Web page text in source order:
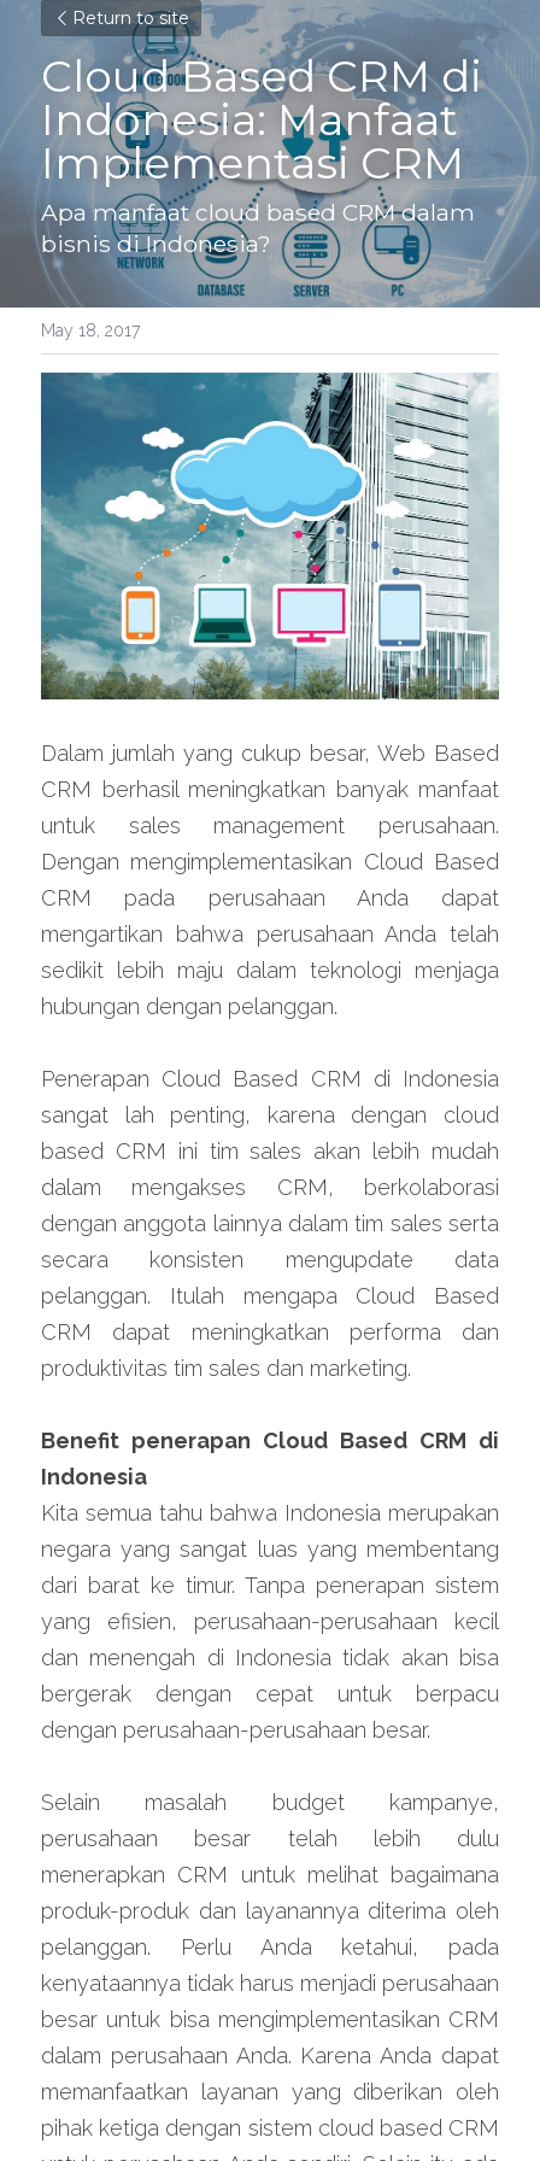
Return to site
Cloud Based CRM di
Indonesia: Manfaat
Implementasi CRM
Apa manfaat cloud based CRM dalam
bisnis di Indonesia?
May 18, 2017
Dalam jumlah yang cukup besar, Web Based
CRM berhasil meningkatkan banyak manfaat
untuk sales management perusahaan.
Dengan mengimplementasikan Cloud Based
CRM pada perusahaan Anda dapat
mengartikan bahwa perusahaan Anda telah
sedikit lebih maju dalam teknologi menjaga
hubungan dengan pelanggan.
Penerapan Cloud Based CRM di Indonesia
sangat lah penting, karena dengan cloud
based CRM ini tim sales akan lebih mudah
dalam mengakses CRM, berkolaborasi
dengan anggota lainnya dalam tim sales serta
secara konsisten mengupdate data
pelanggan. Itulah mengapa Cloud Based
CRM dapat meningkatkan performa dan
produktivitas tim sales dan marketing.
Benefit penerapan Cloud Based CRM di
Indonesia
Kita semua tahu bahwa Indonesia merupakan
negara yang sangat luas yang membentang
dari barat ke timur. Tanpa penerapan sistem
yang efisien, perusahaan-perusahaan kecil
dan menengah di Indonesia tidak akan bisa
bergerak dengan cepat untuk berpacu
dengan perusahaan-perusahaan besar.
Selain masalah budget kampanye,
perusahaan besar telah lebih dulu
menerapkan CRM untuk melihat bagaimana
produk-produk dan layanannya diterima oleh
pelanggan. Perlu Anda ketahui, pada
kenyataannya tidak harus menjadi perusahaan
besar untuk bisa mengimplementasikan CRM
dalam perusahaan Anda. Karena Anda dapat
memanfaatkan layanan yang diberikan oleh
pihak ketiga dengan sistem cloud based CRM